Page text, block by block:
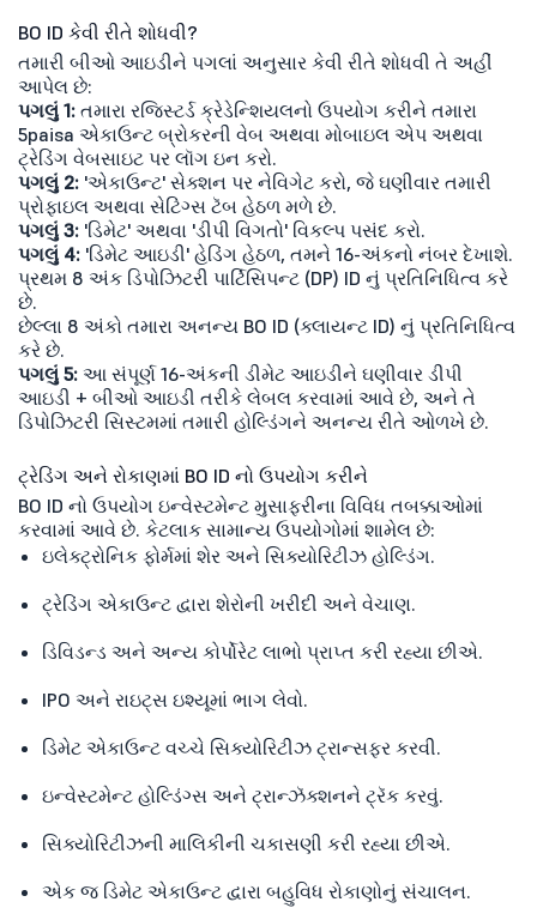
BO ID કેવી રીતે શોધવી?
તમારી બીઓ આઇડીને પગલાં અનુસાર કેવી રીતે શોધવી તે અહીં
આપેલ છે:
પગલું 1: તમારા રજિસ્ટર્ડ ક્રેડેન્શિયલનો ઉપયોગ કરીને તમારા
5paisa એકાઉન્ટ બ્રોકરની વેબ અથવા મોબાઇલ એપ અથવા
ટ્રેડિંગ વેબસાઇટ પર લૉગ ઇન કરો.
પગલું 2: 'એકાઉન્ટ' સેક્શન પર નેવિગેટ કરો, જે ઘણીવાર તમારી
પ્રોફાઇલ અથવા સેટિંગ્સ ટૅબ હેઠળ મળે છે.
પગલું 3: 'ડિમેટ' અથવા 'ડીપી વિગતો' વિકલ્પ પસંદ કરો.
પગલું 4: 'ડિમેટ આઇડી' હેડિંગ હેઠળ, તમને 16-અંકનો નંબર દેખાશે.
પ્રથમ 8 અંક ડિપોઝિટરી પાર્ટિસિપન્ટ (DP) ID નું પ્રતિનિધિત્વ કરે
છે.
છેલ્લા 8 અંકો તમારા અનન્ય BO ID (ક્લાયન્ટ ID) નું પ્રતિનિધિત્વ
કરે છે.
પગલું 5: આ સંપૂર્ણ 16-અંકની ડીમેટ આઇડીને ઘણીવાર ડીપી
આઇડી + બીઓ આઇડી તરીકે લેબલ કરવામાં આવે છે, અને તે
ડિપોઝિટરી સિસ્ટમમાં તમારી હોલ્ડિંગને અનન્ય રીતે ઓળખે છે.
ટ્રેડિંગ અને રોકાણમાં BO ID નો ઉપયોગ કરીને
BO ID નો ઉપયોગ ઇન્વેસ્ટમેન્ટ મુસાફરીના વિવિધ તબક્કાઓમાં
કરવામાં આવે છે. કેટલાક સામાન્ય ઉપયોગોમાં શામેલ છે:
ઇલેક્ટ્રોનિક ફોર્મમાં શેર અને સિક્યોરિટીઝ હોલ્ડિંગ.
ટ્રેડિંગ એકાઉન્ટ દ્વારા શેરોની ખરીદી અને વેચાણ.
ડિવિડન્ડ અને અન્ય કોર્પોરેટ લાભો પ્રાપ્ત કરી રહ્યા છીએ.
IPO અને રાઇટ્સ ઇશ્યૂમાં ભાગ લેવો.
ડિમેટ એકાઉન્ટ વચ્ચે સિક્યોરિટીઝ ટ્રાન્સફર કરવી.
ઇન્વેસ્ટમેન્ટ હોલ્ડિંગ્સ અને ટ્રાન્ઝૅક્શનને ટ્રૅક કરવું.
સિક્યોરિટીઝની માલિકીની ચકાસણી કરી રહ્યા છીએ.
એક જ ડિમેટ એકાઉન્ટ દ્વારા બહુવિધ રોકાણોનું સંચાલન.